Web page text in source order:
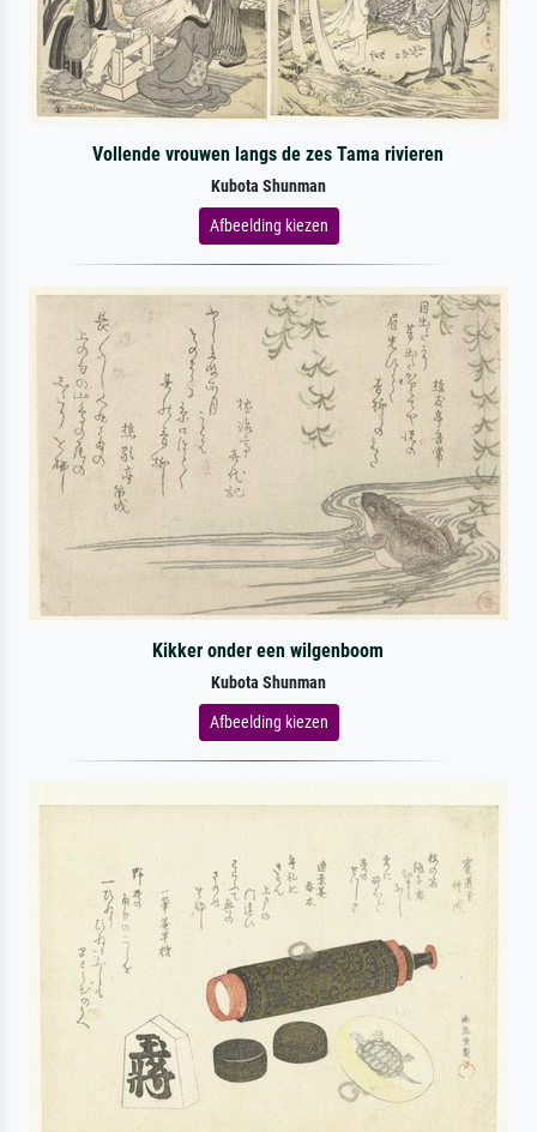
Vollende vrouwen langs de zes Tama rivieren
Kubota Shunman
Afbeelding kiezen
Kikker onder een wilgenboom
Kubota Shunman
Afbeelding kiezen